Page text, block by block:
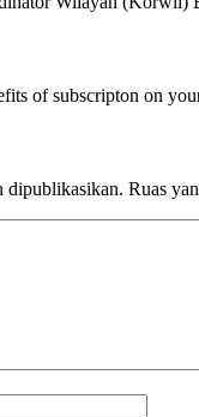
of subscripton on
dipublikasikan. Ruas